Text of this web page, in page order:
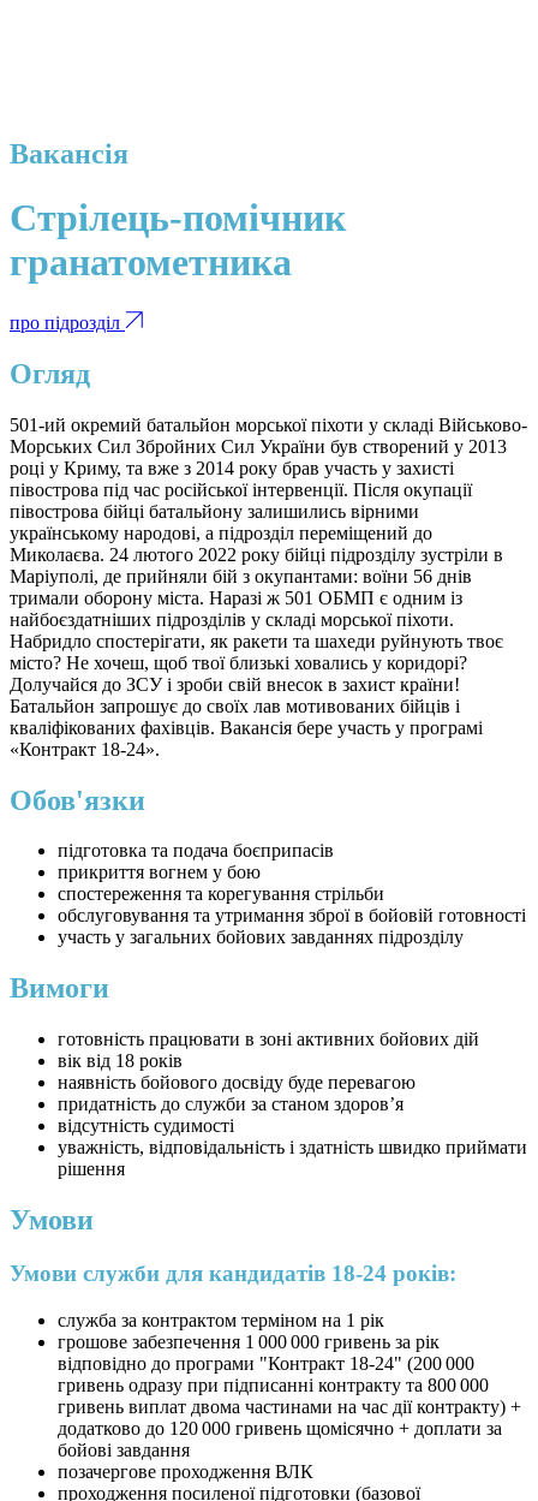
Вакансія
Стрілець-помічник
гранатометника
про підрозділ
Огляд
501-ий окремий батальйон морської піхоти у складі Військово-
Морських Сил Збройних Сил України був створений у 2013
році у Криму, та вже з 2014 року брав участь у захисті
півострова під час російської інтервенції. Після окупації
півострова бійці батальйону залишились вірними
українському народові, а підрозділ переміщений до
Миколаєва. 24 лютого 2022 року бійці підрозділу зустріли в
Маріуполі, де прийняли бій з окупантами: воїни 56 днів
тримали оборону міста. Наразі ж 501 ОБМП є одним із
найбоєздатніших підрозділів у складі морської піхоти.
Набридло спостерігати, як ракети та шахеди руйнують твоє
місто? Не хочеш, щоб твої близькі ховались у коридорі?
Долучайся до ЗСУ і зроби свій внесок в захист країни!
Батальйон запрошує до своїх лав мотивованих бійців і
кваліфікованих фахівців. Вакансія бере участь у програмі
«Контракт 18-24».
Обов'язки
підготовка та подача боєприпасів
прикриття вогнем у бою
спостереження та корегування стрільби
обслуговування та утримання зброї в бойовій готовності
участь у загальних бойових завданнях підрозділу
Вимоги
готовність працювати в зоні активних бойових дій
вік від 18 років
наявність бойового досвіду буде перевагою
придатність до служби за станом здоров’я
відсутність судимості
уважність, відповідальність і здатність швидко приймати
рішення
Умови
Умови служби для кандидатів 18-24 років:
служба за контрактом терміном на 1 рік
грошове забезпечення 1 000 000 гривень за рік
відповідно до програми "Контракт 18-24" (200 000
гривень одразу при підписанні контракту та 800 000
гривень виплат двома частинами на час дії контракту) +
додатково до 120 000 гривень щомісячно + доплати за
бойові завдання
позачергове проходження ВЛК
проходження посиленої підготовки (базової